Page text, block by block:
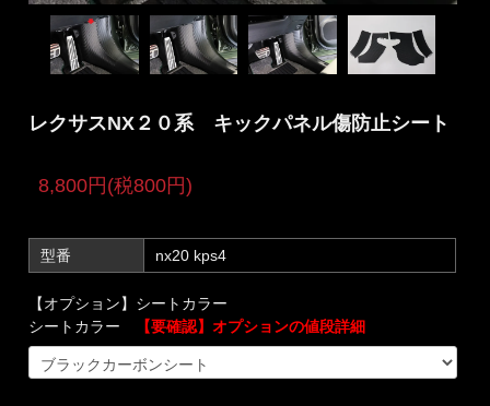
レクサスNX２０系 キックパネル傷防止シート
8,800円(税800円)
型番 nx20 kps4
【オプション】シートカラー
シートカラー
【要確認】オプションの値段詳細